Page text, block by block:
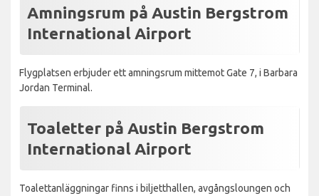
Amningsrum på Austin Bergstrom
International Airport
Flygplatsen erbjuder ett amningsrum mittemot Gate 7, i Barbara
Jordan Terminal.
Toaletter på Austin Bergstrom
International Airport
Toalettanläggningar finns i biljetthallen, avgångsloungen och